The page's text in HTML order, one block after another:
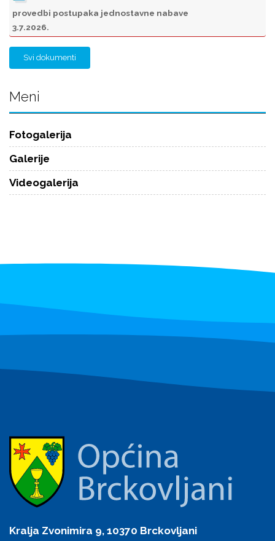
provedbi postupaka jednostavne nabave
3.7.2026.
Svi dokumenti
Meni
Fotogalerija
Galerije
Videogalerija
Kralja Zvonimira 9, 10370 Brckovljani